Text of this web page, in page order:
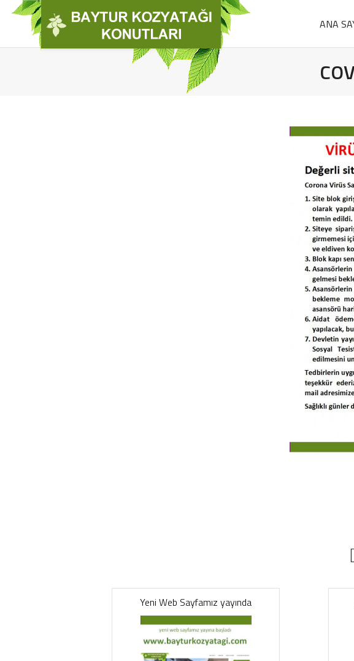
ANA
Yeni Web Sayfamız yayında